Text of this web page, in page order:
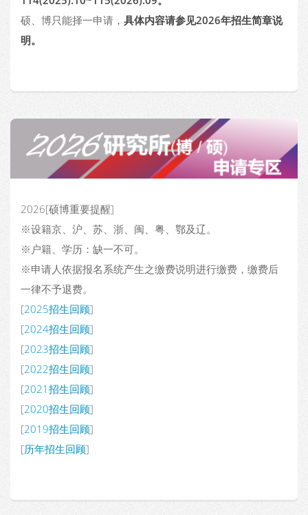
硕、博只能择一申请， 具体内容请参见2026年招生简章说
明。
2026[硕博重要提醒]
※设籍京、沪、苏、浙、闽、粤、鄂及辽。
※户籍、学历：缺一不可。
※申请人依据报名系统产生之缴费说明进行缴费，缴费后
一律不予退费。
[2025招生回顾]
[2024招生回顾]
[2023招生回顾]
[2022招生回顾]
[2021招生回顾]
[2020招生回顾]
[2019招生回顾]
[历年招生回顾]